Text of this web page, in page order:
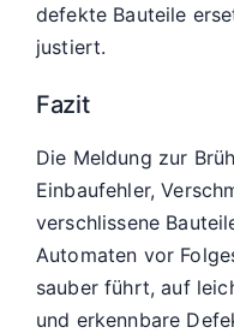
defekte Bauteile
justiert.
Fazit
Die Meldung zur
Einbaufehler,
verschlissene
Automaten vor
sauber führt, auf
und erkennbare